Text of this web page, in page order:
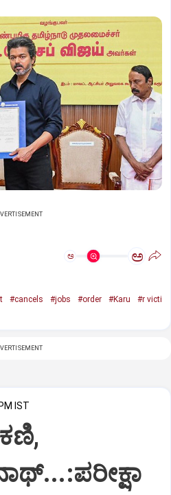
ಅ ಅ
#cancels #jobs #order #Karu
#r victi
IST